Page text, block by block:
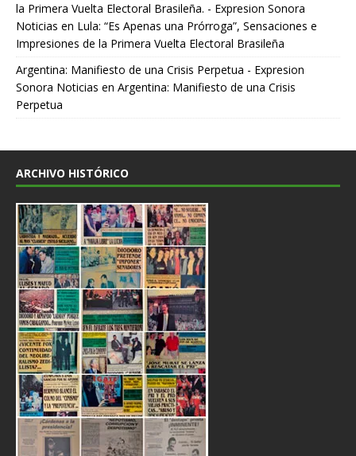
la Primera Vuelta Electoral Brasileña. - Expresion Sonora
Noticias en Lula: “Es Apenas una Prórroga”, Sensaciones e
Impresiones de la Primera Vuelta Electoral Brasileña
Argentina: Manifiesto de una Crisis Perpetua - Expresion
Sonora Noticias en Argentina: Manifiesto de una Crisis
Perpetua
ARCHIVO HISTÓRICO